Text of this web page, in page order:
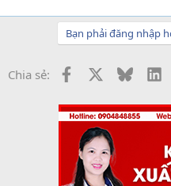
Bạn phải đăng nhập
Chia sẻ: Facebook Bluesky